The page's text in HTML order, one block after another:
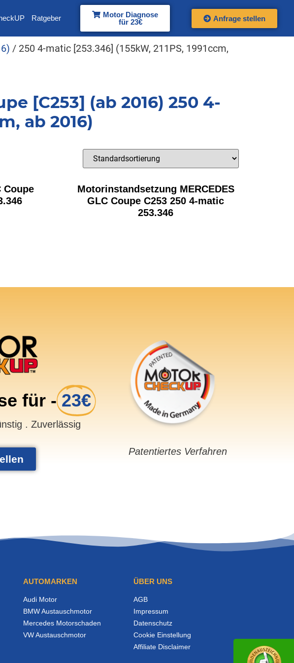
Ratgeber
Motor Diagnose
für 23€
Anfrage stellen
/ 250 4-matic [253.346] (155kW, 211PS, 1991ccm,
[C253] (ab 2016) 250 4-
ab 2016)
Coupe
Motorinstandsetzung MERCEDES
GLC Coupe C253 250 4-matic
253.346
für - 23€
. Zuverlässig
Patentiertes Verfahren
AUTOMARKEN
Audi Motor
BMW Austauschmotor
Mercedes Motorschaden
VW Austauschmotor
ÜBER UNS
AGB
Impressum
Datenschutz
Cookie Einstellung
Affiliate Disclaimer